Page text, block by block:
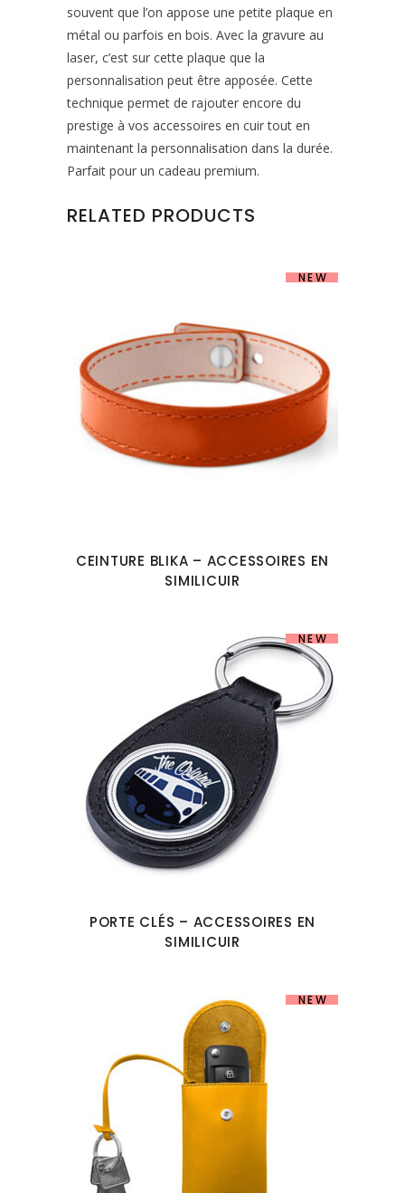
souvent que l’on appose une petite plaque en
métal ou parfois en bois. Avec la gravure au
laser, c’est sur cette plaque que la
personnalisation peut être apposée. Cette
technique permet de rajouter encore du
prestige à vos accessoires en cuir tout en
maintenant la personnalisation dans la durée.
Parfait pour un cadeau premium.
RELATED PRODUCTS
NEW
CEINTURE BLIKA – ACCESSOIRES EN
SIMILICUIR
NEW
PORTE CLÉS – ACCESSOIRES EN
SIMILICUIR
NEW